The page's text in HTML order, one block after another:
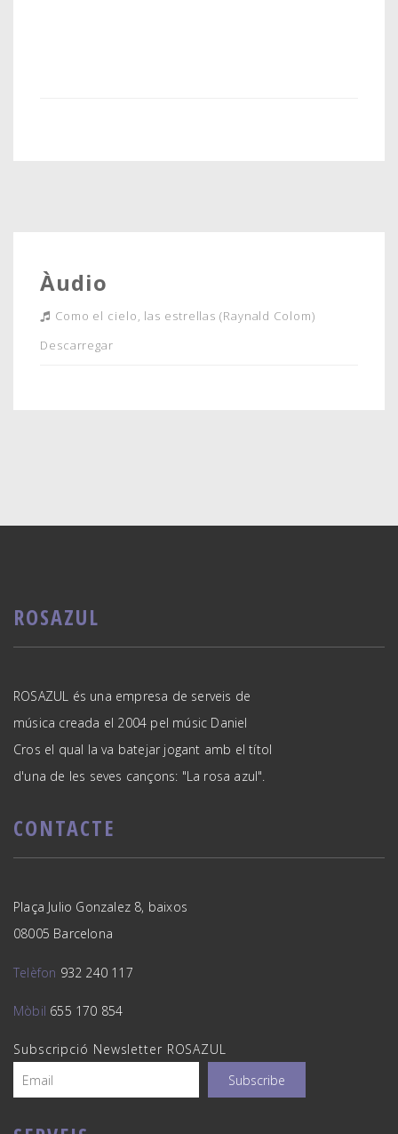
Àudio
Como el cielo, las estrellas (Raynald Colom)
Descarregar
ROSAZUL
ROSAZUL és una empresa de serveis de
música creada el 2004 pel músic Daniel
Cros el qual la va batejar jogant amb el títol
d'una de les seves cançons: "La rosa azul".
CONTACTE
Plaça Julio Gonzalez 8, baixos
08005 Barcelona
Telèfon 932 240 117
Mòbil 655 170 854
Subscripció Newsletter ROSAZUL